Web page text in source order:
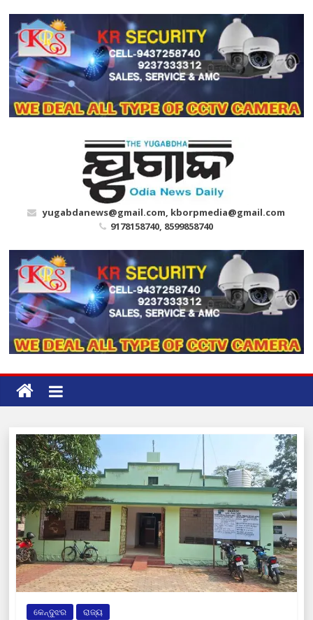
content
yugabdanews@gmail.com, kborpmedia@gmail.com
9178158740, 8599858740
କେନ୍ଦୁଝର ରାଜ୍ୟ